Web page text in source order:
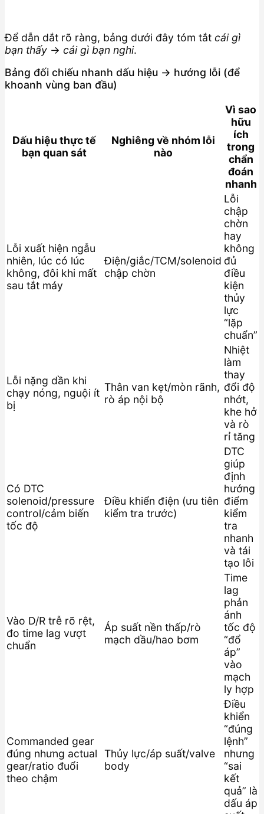
Để dẫn dắt rõ ràng, bảng dưới đây tóm tắt cái gì
bạn thấy → cái gì bạn nghi.
Bảng đối chiếu nhanh dấu hiệu → hướng lỗi (để
khoanh vùng ban đầu)
Dấu hiệu thực tế
bạn quan sát
Nghiêng về nhóm lỗi
nào
Vì sao
hữu
ích
trong
chẩn
đoán
nhanh
Lỗi xuất hiện ngẫu
nhiên, lúc có lúc
không, đôi khi mất
sau tắt máy
Điện/giắc/TCM/solenoid
chập chờn
Lỗi
chập
chờn
hay
không
đủ
điều
kiện
thủy
lực
“lặp
chuẩn”
Lỗi nặng dần khi
chạy nóng, nguội ít
bị
Thân van kẹt/mòn rãnh,
rò áp nội bộ
Nhiệt
làm
thay
đổi độ
nhớt,
khe hở
và rò
rỉ tăng
Có DTC
solenoid/pressure
control/cảm biến
tốc độ
Điều khiển điện (ưu tiên
kiểm tra trước)
DTC
giúp
định
hướng
điểm
kiểm
tra
nhanh
và tái
tạo lỗi
Vào D/R trễ rõ rệt,
đo time lag vượt
chuẩn
Áp suất nền thấp/rò
mạch dầu/hao bơm
Time
lag
phản
ánh
tốc độ
“đổ
áp”
vào
mạch
ly hợp
Commanded gear
đúng nhưng actual
gear/ratio đuổi
theo chậm
Thủy lực/áp suất/valve
body
Điều
khiển
“đúng
lệnh”
nhưng
“sai
kết
quả” là
dấu áp